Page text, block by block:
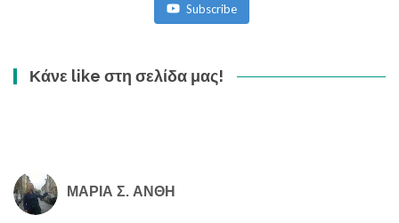
Subscribe
Κάνε like στη σελίδα μας!
ΜΑΡΙΑ Σ. ΑΝΘΗ